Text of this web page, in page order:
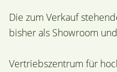
Die zum Verkauf
bisher als Showroom und
Vertriebszentrum für